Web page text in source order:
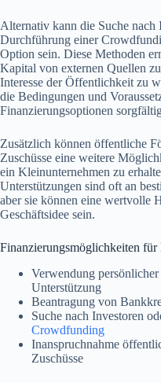
Alternativ kann die Suche nach
Durchführung einer
Option sein. Diese Methoden
Kapital von externen Quellen
Interesse der Öffentlichkeit zu
die Bedingungen und
Finanzierungsoptionen
Zusätzlich können öffentliche
Zuschüsse eine weitere
ein Kleinunternehmen zu
Unterstützungen sind oft an
aber sie können eine wertvolle
Geschäftsidee sein.
Finanzierungsmöglichkeiten für
Verwendung
Unterstützung
Beantragung von
Suche nach Investoren
Crowdfunding
Inanspruchnahme
Zuschüsse